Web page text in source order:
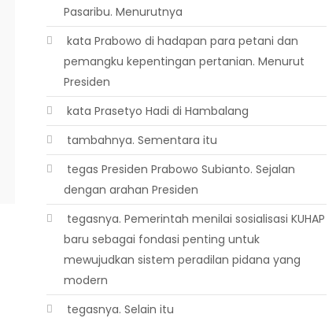
Pasaribu. Menurutnya
 kata Prabowo di hadapan para petani dan
pemangku kepentingan pertanian. Menurut
Presiden
 kata Prasetyo Hadi di Hambalang
 tambahnya. Sementara itu
 tegas Presiden Prabowo Subianto. Sejalan
dengan arahan Presiden
 tegasnya. Pemerintah menilai sosialisasi KUHAP
baru sebagai fondasi penting untuk
mewujudkan sistem peradilan pidana yang
modern
 tegasnya. Selain itu